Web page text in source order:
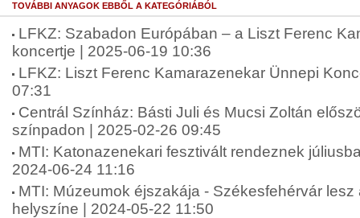
TOVÁBBI ANYAGOK EBBŐL A KATEGÓRIÁBÓL
LFKZ: Szabadon Európában – a Liszt Ferenc
koncertje | 2025-06-19 10:36
LFKZ: Liszt Ferenc Kamarazenekar Ünnepi
07:31
Centrál Színház: Básti Juli és Mucsi Zoltán
színpadon | 2025-02-26 09:45
MTI: Katonazenekari fesztivált rendeznek
2024-06-24 11:16
MTI: Múzeumok éjszakája - Székesfehérvár
helyszíne | 2024-05-22 11:50